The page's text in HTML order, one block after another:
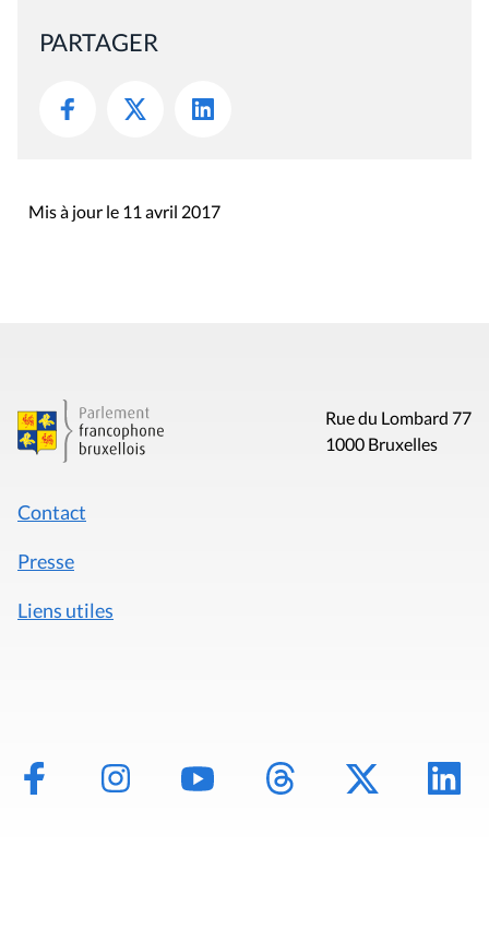
PARTAGER
Mis à jour le 11 avril 2017
Rue du Lombard 77
1000 Bruxelles
Contact
Presse
Liens utiles